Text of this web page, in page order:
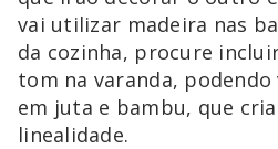
vai utilizar madeira nas
da cozinha, procure
tom na varanda,
em juta e bambu, que
linealidade.